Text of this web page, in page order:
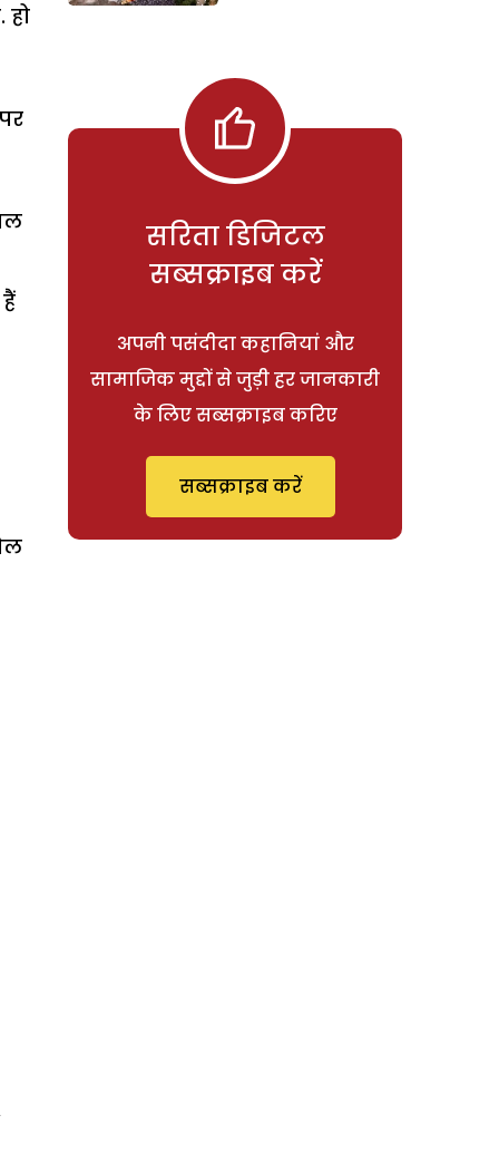
हो
सरिता डिजिटल
सब्सक्राइब करें
अपनी पसंदीदा कहानियां और
सामाजिक मुद्दों से जुड़ी हर जानकारी
के लिए सब्सक्राइब करिए
सब्सक्राइब करें